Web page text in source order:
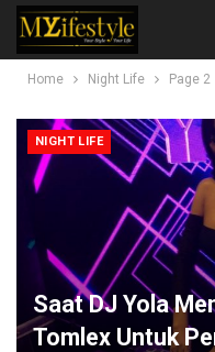
Home Night Life Page 2
NIGHT LIFE
Saat DJ Yola
Tomlex Untuk